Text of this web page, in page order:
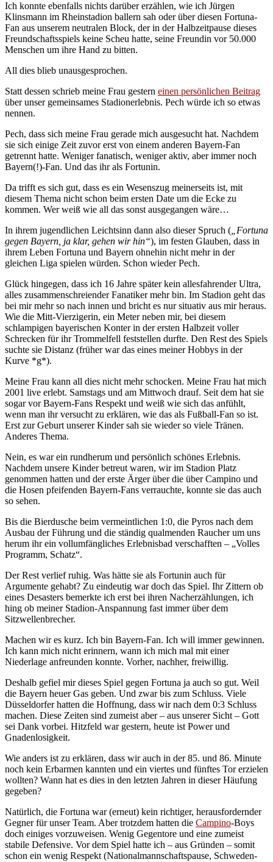
Ich konnte ebenfalls nichts darüber erzählen, wie ich Jürgen
Klinsmann im Rheinstadion ballern sah oder über diesen Fortuna-
Fan aus unserem neutralen Block, der in der Halbzeitpause dieses
Freundschaftsspiels keine Scheu hatte, seine Freundin vor 50.000
Menschen um ihre Hand zu bitten.
All dies blieb unausgesprochen.
Statt dessen schrieb meine Frau gestern einen persönlichen Beitrag
über unser gemeinsames Stadionerlebnis. Pech würde ich so etwas
nennen.
Pech, dass sich meine Frau gerade mich ausgesucht hat. Nachdem
sie sich einige Zeit zuvor erst von einem anderen Bayern-Fan
getrennt hatte. Weniger fanatisch, weniger aktiv, aber immer noch
Bayern(!)-Fan. Und das ihr als Fortunin.
Da trifft es sich gut, dass es ein Wesenszug meinerseits ist, mit
diesem Thema nicht schon beim ersten Date um die Ecke zu
kommen. Wer weiß wie all das sonst ausgegangen wäre…
In ihrem jugendlichen Leichtsinn dann also dieser Spruch ( „Fortuna
gegen Bayern, ja klar, gehen wir hin“), im festen Glauben, dass in
ihrem Leben Fortuna und Bayern ohnehin nicht mehr in der
gleichen Liga spielen würden. Schon wieder Pech.
Glück hingegen, dass ich 16 Jahre später kein allesfahrender Ultra,
alles zusammenschreiender Fanatiker mehr bin. Im Stadion geht das
bei mir mehr so nach innen und bricht es nur situativ aus mir heraus.
Wie die Mitt-Vierzigerin, ein Meter neben mir, bei diesem
schlampigen bayerischen Konter in der ersten Halbzeit voller
Schrecken für ihr Trommelfell feststellen durfte. Den Rest des Spiels
suchte sie Distanz (früher war das eines meiner Hobbys in der
Kurve *g*).
Meine Frau kann all dies nicht mehr schocken. Meine Frau hat mich
2001 live erlebt. Samstags und am Mittwoch drauf. Seit dem hat sie
sogar vor Bayern-Fans Respekt und weiß wie sich das anfühlt,
wenn man ihr versucht zu erklären, wie das als Fußball-Fan so ist.
Erst zur Geburt unserer Kinder sah sie wieder so viele Tränen.
Anderes Thema.
Nein, es war ein rundherum und persönlich schönes Erlebnis.
Nachdem unsere Kinder betreut waren, wir im Stadion Platz
genommen hatten und der erste Ärger über die über Campino und
die Hosen pfeifenden Bayern-Fans verrauchte, konnte sie das auch
so sehen.
Bis die Bierdusche beim vermeintlichen 1:0, die Pyros nach dem
Ausbau der Führung und die ständig qualmenden Raucher um uns
herum ihr ein vollumfängliches Erlebnisbad verschafften – „Volles
Programm, Schatz“.
Der Rest verlief ruhig. Was hätte sie als Fortunin auch für
Argumente gehabt? Zu eindeutig war doch das Spiel. Ihr Zittern ob
eines Desasters bemerkte ich erst bei ihren Nacherzählungen, ich
hing ob meiner Stadion-Anspannung fast immer über dem
Sitzwellenbrecher.
Machen wir es kurz. Ich bin Bayern-Fan. Ich will immer gewinnen.
Ich kann mich nicht erinnern, wann ich mich mal mit einer
Niederlage anfreunden konnte. Vorher, nachher, freiwillig.
Deshalb gefiel mir dieses Spiel gegen Fortuna ja auch so gut. Weil
die Bayern heuer Gas geben. Und zwar bis zum Schluss. Viele
Düsseldorfer hatten die Hoffnung, dass wir nach dem 0:3 Schluss
machen. Diese Zeiten sind zumeist aber – aus unserer Sicht – Gott
sei Dank vorbei. Hitzfeld war gestern, heute ist Power und
Gnadenlosigkeit.
Wie anders ist zu erklären, dass wir auch in der 85. und 86. Minute
noch kein Erbarmen kannten und ein viertes und fünftes Tor erzielen
wollten? Wann hat es dies in den letzten Jahren in dieser Häufung
gegeben?
Natürlich, die Fortuna war (erneut) kein richtiger, herausfordernder
Gegner für unser Team. Aber trotzdem hatten die Campino-Boys
doch einiges vorzuweisen. Wenig Gegentore und eine zumeist
stabile Defensive. Vor dem Spiel hatte ich – aus Gründen – somit
schon ein wenig Respekt (Nationalmannschaftspause, Schweden-